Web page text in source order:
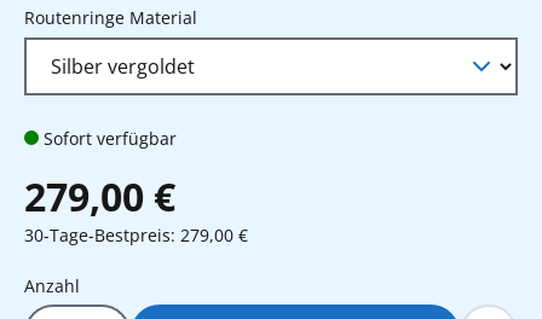
Routenringe Material
Sofort verfügbar
279,00 €
30-Tage-Bestpreis: 279,00 €
Produkt Anzahl: Gib den
Anzahl